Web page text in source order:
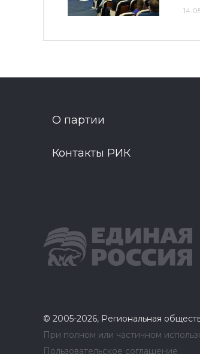
О партии
Контакты РИК
© 2005-2026, Региональная
При полном или частичном
Пользовательское соглашение